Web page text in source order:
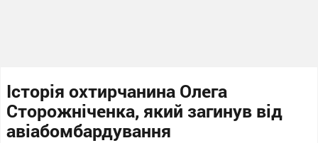
Історія охтирчанина Олега
Сторожніченка, який загинув від
авіабомбардування